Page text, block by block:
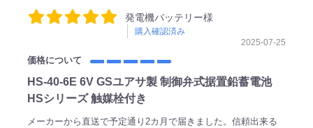
発電機バッテリー様
購入確認済み
2025-07-25
価格について
HS-40-6E 6V GSユアサ製 制御弁式据置鉛蓄電池
HSシリーズ 触媒栓付き
メーカーから直送で予定通り2カ月で届きました。信頼出来る